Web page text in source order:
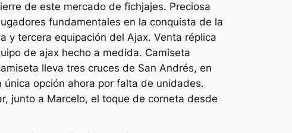
de este mercado de fichjajes. Preciosa
fundamentales en la conquista de la
y tercera equipación del Ajax. Venta réplica
de ajax hecho a medida. Camiseta
lleva tres cruces de San Andrés, en
opción ahora por falta de unidades.
junto a Marcelo, el toque de corneta desde